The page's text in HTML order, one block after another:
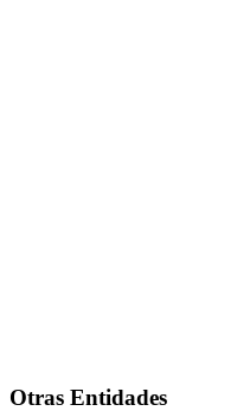
Otras Entidades